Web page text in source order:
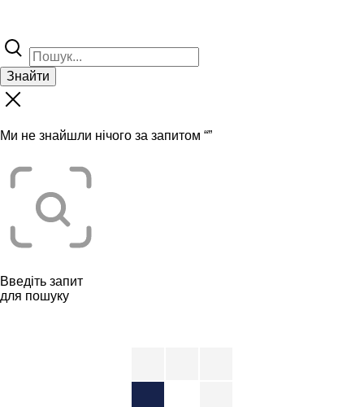
Знайти
Ми не знайшли нічого за запитом “”
Введіть запит
для пошуку